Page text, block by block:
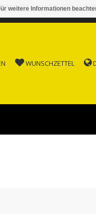
AB FR. 150.00
WUNSCHZETTEL
weitere Informationen